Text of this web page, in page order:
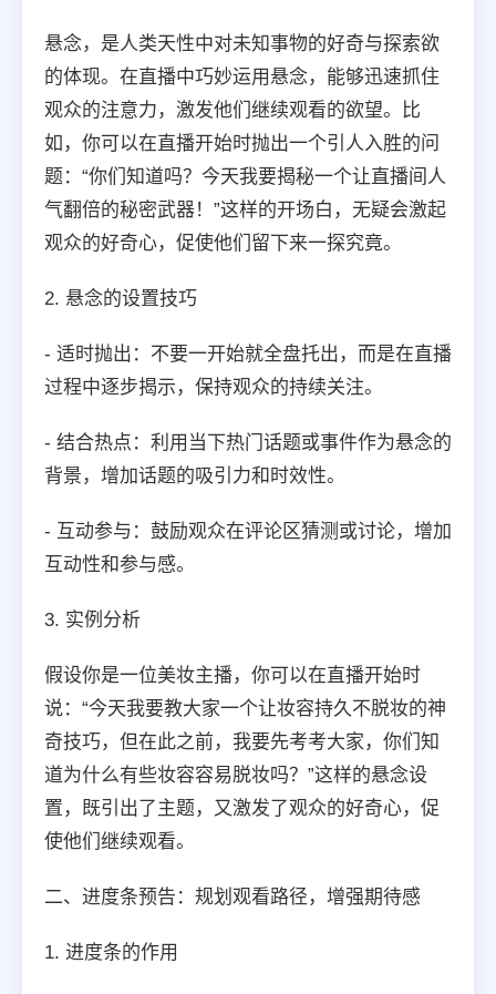
悬念，是人类天性中对未知事物的好奇与探索欲
的体现。在直播中巧妙运用悬念，能够迅速抓住
观众的注意力，激发他们继续观看的欲望。比
如，你可以在直播开始时抛出一个引人入胜的问
题：“你们知道吗？今天我要揭秘一个让直播间人
气翻倍的秘密武器！”这样的开场白，无疑会激起
观众的好奇心，促使他们留下来一探究竟。
2. 悬念的设置技巧
- 适时抛出：不要一开始就全盘托出，而是在直播
过程中逐步揭示，保持观众的持续关注。
- 结合热点：利用当下热门话题或事件作为悬念的
背景，增加话题的吸引力和时效性。
- 互动参与：鼓励观众在评论区猜测或讨论，增加
互动性和参与感。
3. 实例分析
假设你是一位美妆主播，你可以在直播开始时
说：“今天我要教大家一个让妆容持久不脱妆的神
奇技巧，但在此之前，我要先考考大家，你们知
道为什么有些妆容容易脱妆吗？”这样的悬念设
置，既引出了主题，又激发了观众的好奇心，促
使他们继续观看。
二、进度条预告：规划观看路径，增强期待感
1. 进度条的作用